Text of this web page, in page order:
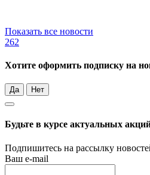
Показать все новости
262
Хотите оформить подписку на
Да Нет
Будьте в курсе актуальных
Подпишитесь на рассылку
Ваш e-mail